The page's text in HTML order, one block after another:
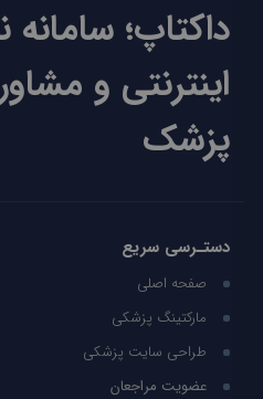
داکتاپ؛
اینترنتی و
پزشک
دستـرسی سریع
صفحه اصلی
مارکتینگ پزشکی
طراحی سایت پزشکی
عضویت مراجعان